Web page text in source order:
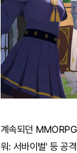
계속되던
워: 서바이벌' 등 공